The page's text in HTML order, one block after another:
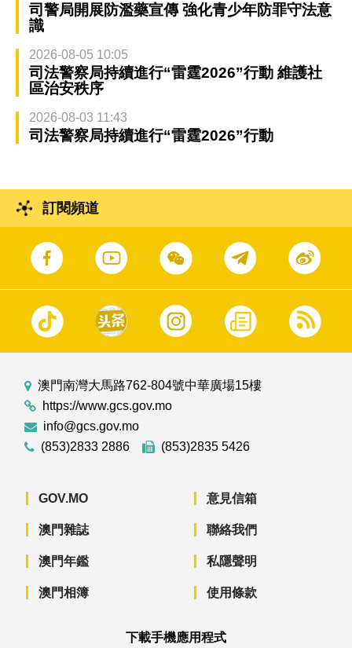
司警局開展防濫藥宣傳 強化青少年防罪守法意
識
2026-08-05 10:05
司法警察局持續進行“雷霆2026”行動 維護社
區治安秩序
2026-08-03 11:43
司法警察局持續進行“雷霆2026”行動
訂閱頻道
澳門南灣大馬路762-804號中華廣場15樓
https://www.gcs.gov.mo
info@gcs.gov.mo
(853)2833 2886
(853)2835 5426
GOV.MO
澳門雜誌
澳門年鑑
澳門相簿
意見信箱
聯絡我們
私隱聲明
使用條款
下載手機應用程式